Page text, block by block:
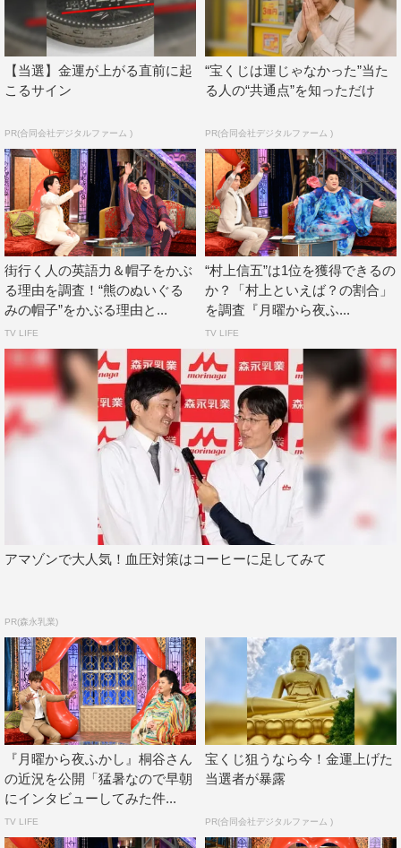
【当選】金運が上がる直前に起
こるサイン
PR(合同会社デジタルファーム )
“宝くじは運じゃなかった”当た
る人の“共通点”を知っただけ
PR(合同会社デジタルファーム )
街行く人の英語力＆帽子をかぶ
る理由を調査！“熊のぬいぐる
みの帽子”をかぶる理由と...
TV LIFE
“村上信五”は1位を獲得できるの
か？「村上といえば？の割合」
を調査『月曜から夜ふ...
TV LIFE
アマゾンで大人気！血圧対策はコーヒーに足してみて
PR(森永乳業)
『月曜から夜ふかし』桐谷さん
の近況を公開「猛暑なので早朝
にインタビューしてみた件...
TV LIFE
宝くじ狙うなら今！金運上げた
当選者が暴露
PR(合同会社デジタルファーム )